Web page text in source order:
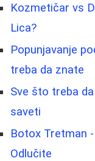
Kozmetičar vs
Lica?
Popunjavanje
treba da znate
Sve što treba
saveti
Botox Tretman
Odlučite